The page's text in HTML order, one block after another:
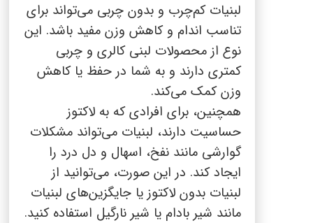
لبنیات کم‌چرب و بدون چربی می‌تواند برای
تناسب اندام و کاهش وزن مفید باشد. این
نوع از محصولات لبنی کالری و چربی
کمتری دارند و به شما در حفظ یا کاهش
وزن کمک می‌کند.
همچنین، برای افرادی که به لاکتوز
حساسیت دارند، لبنیات می‌تواند مشکلات
گوارشی مانند نفخ، اسهال و دل درد را
ایجاد کند. در این صورت، می‌توانید از
لبنیات بدون لاکتوز یا جایگزین‌های لبنیات
مانند شیر بادام یا شیر نارگیل استفاده کنید.